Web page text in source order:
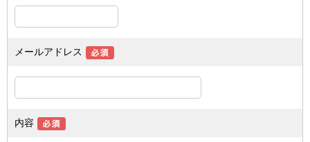
メールアドレス
内容